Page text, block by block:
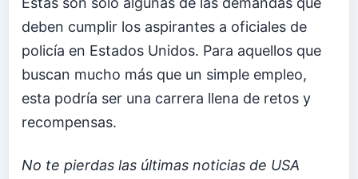
deben cumplir los aspirantes a oficiales de
policía en Estados Unidos. Para aquellos que
buscan mucho más que un simple empleo,
esta podría ser una carrera llena de retos y
recompensas.
No te pierdas las últimas noticias de USA